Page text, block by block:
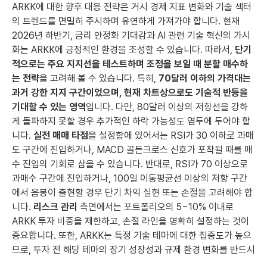
ARKK에 대한 향후 대응 전략은 거시 경제 지표 변화와 기술 섹터
의 트렌드를 면밀히 주시하며 유연하게 가져가야 합니다. 현재
2026년 하반기, 금리 안정화 기대감과 AI 관련 기술 혁신의 가시
화는 ARKK에 긍정적인 환경을 조성할 수 있습니다. 따라서, 단기
적으로는 주요 지지선을 테스트하며 조정을 보일 때 분할 매수하
는 전략을 고려해 볼 수 있습니다. 특히, 70달러 이하의 가격대는
과거 강한 지지 구간이었으며, 현재 차트상으로도 기술적 반등을
기대할 수 있는 영역입니다. 다만, 80달러 이상의 저항선을 강하
게 돌파하지 못할 경우 추가적인 하락 가능성도 염두에 두어야 합
니다. 실전 매매 타점을 설정함에 있어서는 RSI가 30 이하로 과매
도 구간에 진입하거나, MACD 골든크로스 신호가 포착될 때를 매
수 진입의 기회로 삼을 수 있습니다. 반대로, RSI가 70 이상으로
과매수 구간에 진입하거나, 100일 이동평균선 이상의 저항 구간
에서 음봉이 출현할 경우 단기 차익 실현 또는 손절을 고려해야 합
니다. 리스크 관리 측면에서는 포트폴리오의 5~10% 이내로
ARKK 투자 비중을 제한하고, 손절 라인을 명확히 설정하는 것이
중요합니다. 또한, ARKK는 특정 기술 테마에 대한 집중도가 높으
므로, 투자 전 해당 테마의 장기 성장성과 규제 환경 변화를 반드시